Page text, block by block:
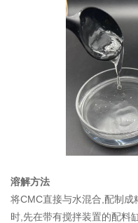
溶解方法
将CMC直接与水混合,配制
时,先在带有搅拌装置的配料